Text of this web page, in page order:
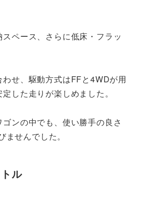
ペース、さらに低床・フラッ
せ、駆動方式はFFと4WDが用
した走りが楽しめました。
ンの中でも、使い勝手の良さ
せんでした。
ル